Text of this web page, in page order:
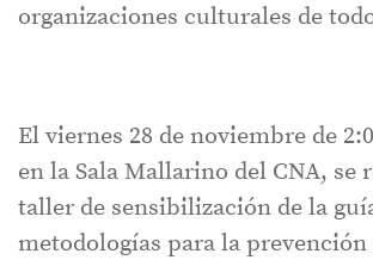
organizaciones culturales de
El viernes 28 de noviembre de
en la Sala Mallarino del CNA, se
taller de sensibilización de la
metodologías para la prevención